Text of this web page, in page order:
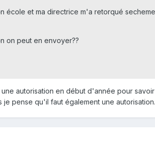
école et ma directrice m'a retorqué
on peut en envoyer??
autorisation en début d'année pour
je pense qu'il faut également une autorisation.